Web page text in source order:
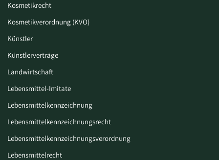
Kosmetikrecht
Kosmetikverordnung (KVO)
Künstler
Künstlerverträge
Landwirtschaft
Lebensmittel-Imitate
Lebensmittelkennzeichnung
Lebensmittelkennzeichnungsrecht
Lebensmittelkennzeichnungsverordnung
Lebensmittelrecht